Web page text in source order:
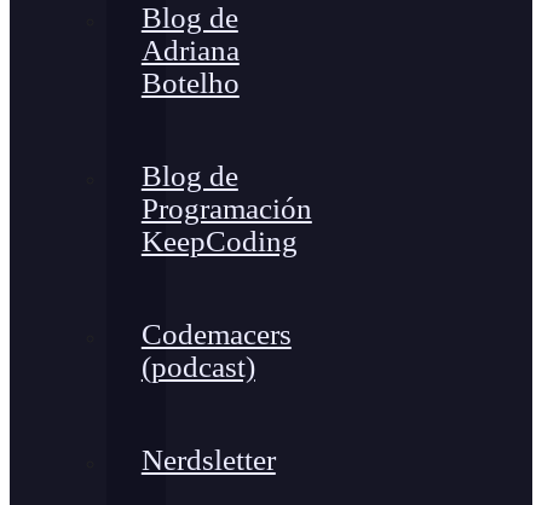
Blog de
Adriana
Botelho
Blog de
Programación
KeepCoding
Codemacers
(podcast)
Nerdsletter